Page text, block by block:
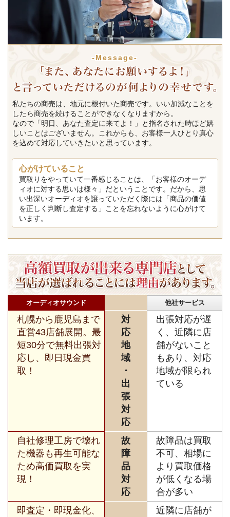
-Message-
私たちの商売は、地元に根付いた商売です。いい加減なことを
したら商売を続けることができなくなりますから。
なので「明日、あなた査定に来てよ！」と指名された時ほど嬉
しいことはございません。これからも、お客様一人ひとり真心
を込めて対応していきたいと思っています。
心がけていること
買取りをやっていて一番感じることは、「お客様のオーデ
ィオに対する思いは様々」だということです。だから、思
い出深いオーディオを譲っていただく際には「商品の価値
を正しく判断し査定する」ことを忘れないように心がけて
います。
オーディオサウンド 他社サービス
札幌から鹿児島まで
直営43店舗展開。最
短30分で無料出張対
応し、即日現金買
取！
対
応
地
域
・
出
張
対
応
出張対応が遅
く、近隣に店
舗がないこと
もあり、対応
地域が限られ
ている
自社修理工房で壊れ
た機器も再生可能な
ため高価買取を実
現！
故
障
品
対
応
故障品は買取
不可、相場に
より買取価格
が低くなる場
合が多い
即査定・即現金化、
近隣に店舗が